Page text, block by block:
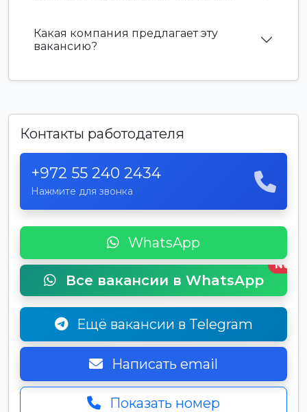
Какая компания предлагает эту
вакансию?
Контакты работодателя
+972 55 240 2434
Нажмите для звонка
WhatsApp
Все вакансии в WhatsApp
New
Ещё вакансии в Telegram
Написать email
Показать номер